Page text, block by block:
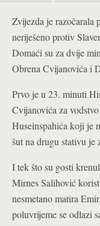
Zvijezda je razočarala
neriješeno protiv
Domaći su za dvije
Obrena Cvijanovića i
Prvo je u 23. minuti
Cvijanovića za
Huseinspahića koji je
šut na drugu stativu je
I tek što su gosti
Mirnes Salihović
nesmetano matira
poluvrijeme se odlazi